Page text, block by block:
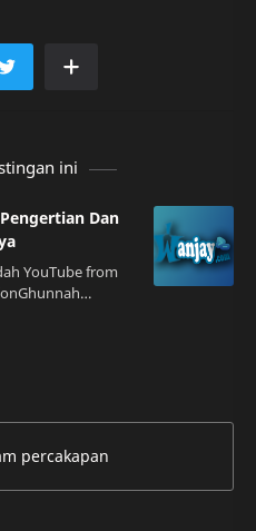
ini
Dan
YouTube from
konsep penting
oleh setiap
percakapan